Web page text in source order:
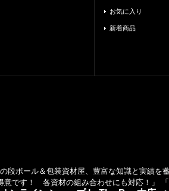
お気に入り
新着商品
の段ボール＆包装資材屋、豊富な知識と実績
意です！ 各資材の組み合わせにも対応！」